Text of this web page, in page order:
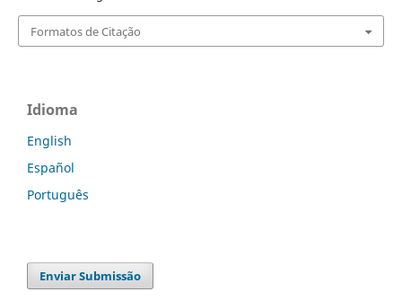
Formatos de Citação
Idioma
English
Español
Português
Enviar Submissão